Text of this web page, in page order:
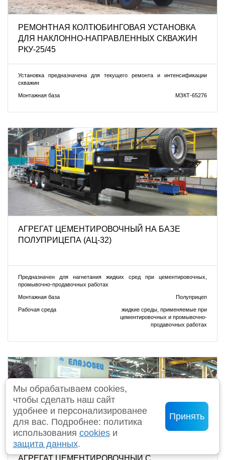
РЕМОНТНАЯ КОЛТЮБИНГОВАЯ УСТАНОВКА
ДЛЯ НАКЛОННО-НАПРАВЛЕННЫХ СКВАЖИН
РКУ-25/45
Установка предназначена для текущего ремонта и интенсификации
скважин
Монтажная база МЗКТ-65276
АГРЕГАТ ЦЕМЕНТИРОВОЧНЫЙ НА БАЗЕ
ПОЛУПРИЦЕПА (АЦ-32)
Предназначен для нагнетания жидких сред при цементировочных,
промывочно-продавочных работах
Монтажная база Полуприцеп
Рабочая среда
жидкие среды, применяемые при
цементировочных и промывочно-
продавочных работах
Мы обрабатываем cookies,
чтобы сделать наш сайт
удобнее и персонализированее
для вас. Подробнее: политика
использования cookiesи
защита данных.
Принять